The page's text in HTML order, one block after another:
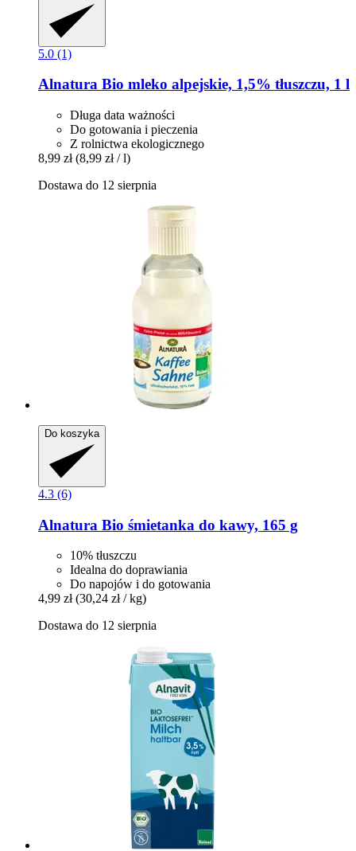
5.0 (1)
Alnatura Bio mleko alpejskie, 1,5% tłuszczu, 1 l
Długa data ważności
Do gotowania i pieczenia
Z rolnictwa ekologicznego
8,99 zł (8,99 zł / l)
Dostawa do 12 sierpnia
Do koszyka
4.3 (6)
Alnatura Bio śmietanka do kawy, 165 g
10% tłuszczu
Idealna do doprawiania
Do napojów i do gotowania
4,99 zł (30,24 zł / kg)
Dostawa do 12 sierpnia